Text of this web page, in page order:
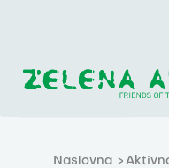
Naslovna